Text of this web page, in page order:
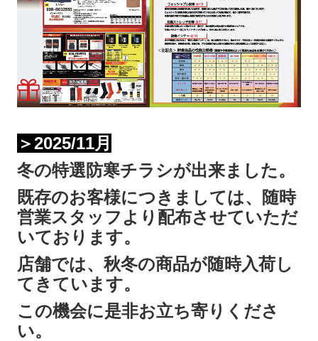
＞2025/11月
冬の特選防寒チラシが出来ました。
既存のお客様につきましては、随時
営業スタッフより配布させていただ
いております。
店舗では、秋冬の商品が随時入荷し
てきています。
この機会に是非お立ち寄りくださ
い。